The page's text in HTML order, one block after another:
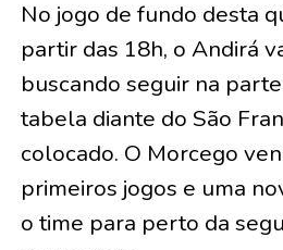
No jogo de fundo desta
partir das 18h, o Andirá
buscando seguir na
tabela diante do São
colocado. O Morcego
primeiros jogos e uma
o time para perto da